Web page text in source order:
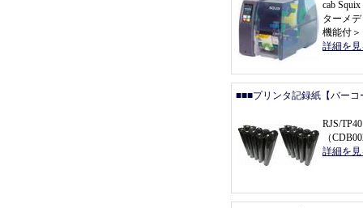
cab
ターメ
機能付
詳細を
■■■プリンタ記録紙【バー
RJS/
（
詳細を